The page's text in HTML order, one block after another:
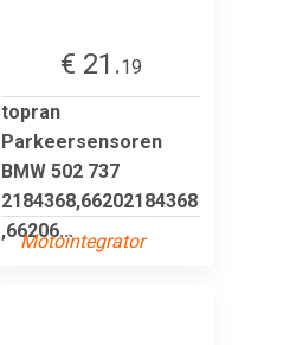
€ 21.19
topran
Parkeersensoren
BMW 502 737
2184368,66202184368
,66206...
Motointegrator